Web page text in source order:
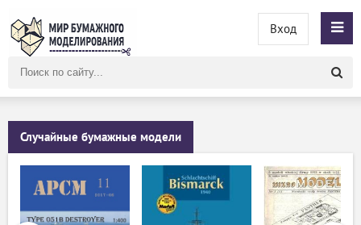
сайту
Вход
Случайные бумажные модели